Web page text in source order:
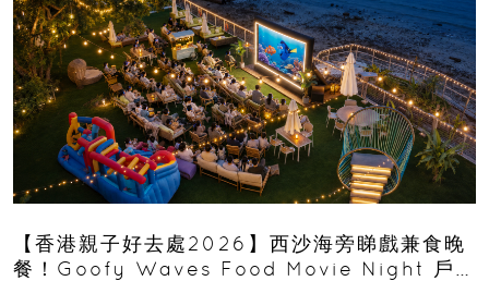
【香港親子好去處2026】西沙海旁睇戲兼食晚
餐！Goofy Waves Food Movie Night 戶